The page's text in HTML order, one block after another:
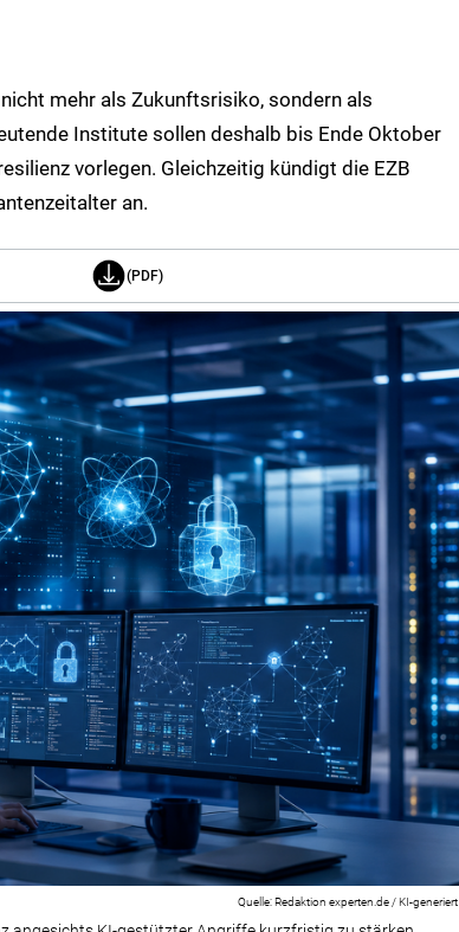
mehr als Zukunftsrisiko, sondern als
Institute sollen deshalb bis Ende Oktober
vorlegen. Gleichzeitig kündigt die EZB
an.
(PDF)
Redaktion experten.de / KI-generiert